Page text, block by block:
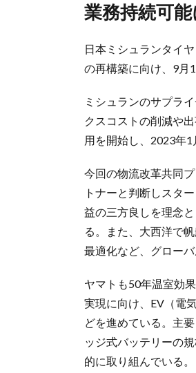
業務持続可能
日本ミシュランタイ
の再構築に向け、9月
ミシュランのサプラ
クスコストの削減や
用を開始し、2023年1
今回の物流改革共同
トナーと判断しスタ
益の三方良しを理念
る。また、大西洋で
最適化など、グロー
ヤマトも50年温室効
実現に向け、EV（電
どを進めている。主
ッジ式バッテリーの
的に取り組んでいる。